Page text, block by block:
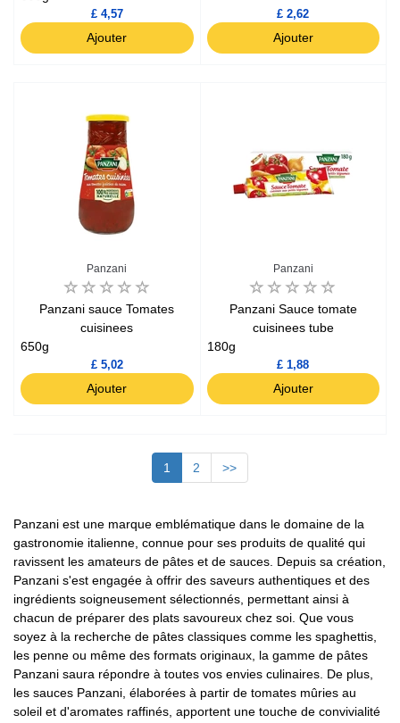
£ 4,57
Ajouter
£ 2,62
Ajouter
Panzani
Panzani sauce Tomates
cuisinees
650g
£ 5,02
Ajouter
Panzani
Panzani Sauce tomate
cuisinees tube
180g
£ 1,88
Ajouter
1 2 >>
Panzani est une marque emblématique dans le domaine de la
gastronomie italienne, connue pour ses produits de qualité qui
ravissent les amateurs de pâtes et de sauces. Depuis sa création,
Panzani s'est engagée à offrir des saveurs authentiques et des
ingrédients soigneusement sélectionnés, permettant ainsi à
chacun de préparer des plats savoureux chez soi. Que vous
soyez à la recherche de pâtes classiques comme les spaghettis,
les penne ou même des formats originaux, la gamme de pâtes
Panzani saura répondre à toutes vos envies culinaires. De plus,
les sauces Panzani, élaborées à partir de tomates mûries au
soleil et d'aromates raffinés, apportent une touche de convivialité